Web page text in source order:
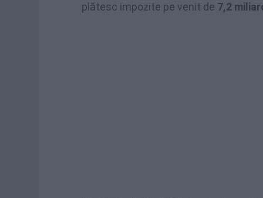
plătesc impozite pe venit de 7,2